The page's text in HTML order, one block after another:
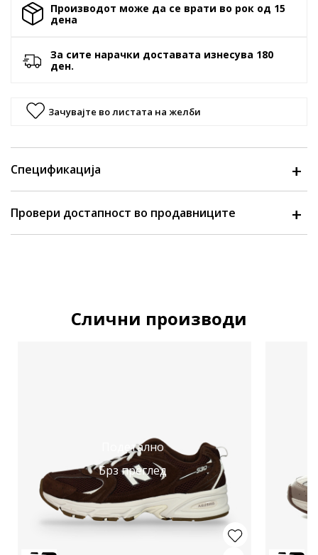
Производот може да се врати во рок од 15
денa
За сите нарачки доставата изнесува 180
ден.
Зачувајте во листата на желби
Спецификација
Провери достапност во продавниците
Слични производи
Подетално
Брз преглед